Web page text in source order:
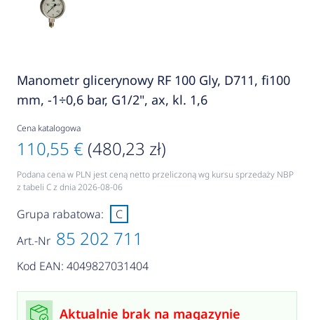
Manometr glicerynowy RF 100 Gly, D711, fi100
mm, -1÷0,6 bar, G1/2", ax, kl. 1,6
Cena katalogowa
110,55 € (480,23 zł)
Podana cena w PLN jest ceną netto przeliczoną wg kursu sprzedaży NBP
z tabeli C z dnia 2026-08-06
Art.-Nr 85 202 711
Kod EAN: 4049827031404
Grupa rabatowa: C
Aktualnie brak na magazynie